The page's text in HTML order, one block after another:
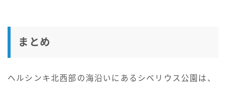
まとめ
ヘルシンキ北西部の海沿いにあるシベリウス公園は、